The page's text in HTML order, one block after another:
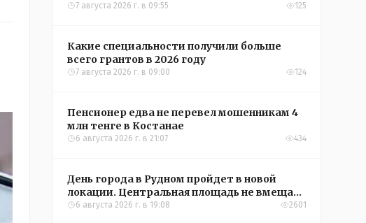
7 августа 2026 г. в 09:55 125
Какие специальности получили больше
всего грантов в 2026 году
7 августа 2026 г. в 09:00 124
Пенсионер едва не перевел мошенникам 4
млн тенге в Костанае
6 августа 2026 г. в 21:07 434
День города в Рудном пройдет в новой
локации. Центральная площадь не вмещает
всех желающих
6 августа 2026 г. в 19:08 2601